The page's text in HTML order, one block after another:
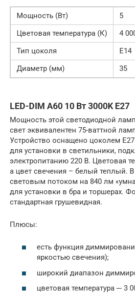
Мощность (Вт)
5
Цветовая температура (К)
4
Тип цоколя
Е14
Диаметр (мм)
35
LED-DIM A60 10 Вт 3000K E27
Мощность этой светодиодной
свет эквивалентен 75-ваттной
Устройство оснащено цоколем
для установки в светильники,
электропитанию 220 В. Цветовая
а цвет свечения – белый теплый.
световым потоком на 840 лм
для установки в бра и торшерах.
стандартная грушевидная.
Плюсы:
есть функция
яркостью свечения);
широкий диапазон
цветовая температура ─ 3